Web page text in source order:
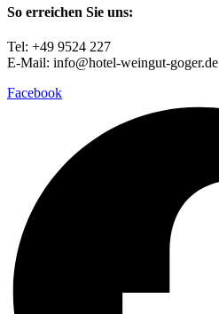
So erreichen Sie uns:
Tel: +49 9524 227
E-Mail: info@hotel-weingut-goger.de
Facebook